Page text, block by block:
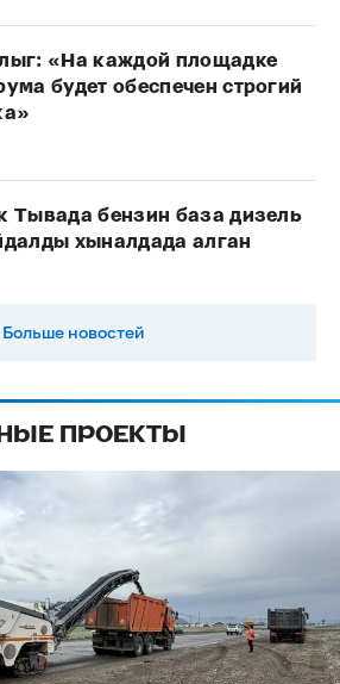
«На каждой площадке
будет обеспечен строгий
Тывада бензин база дизель
хыналдада алган
Больше новостей
ПРОЕКТЫ